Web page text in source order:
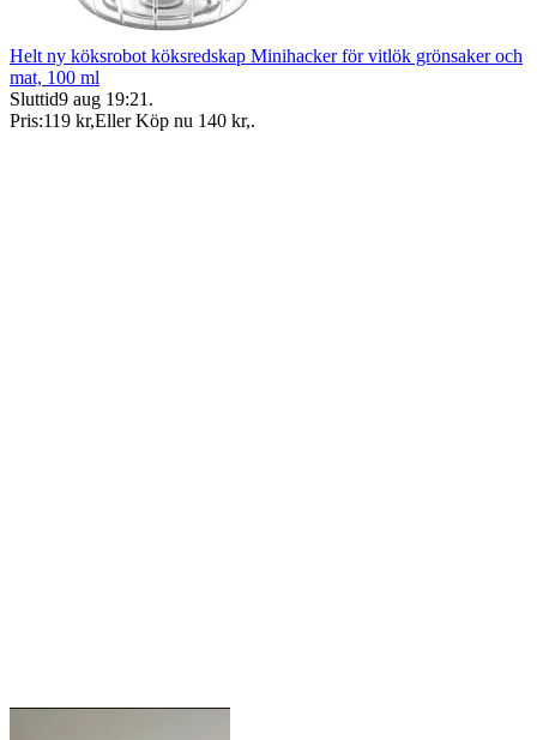
Helt ny köksrobot köksredskap Minihacker för vitlök grönsaker och
mat, 100 ml
Sluttid9 aug 19:21 .
Pris:119 kr,Eller Köp nu 140 kr,.